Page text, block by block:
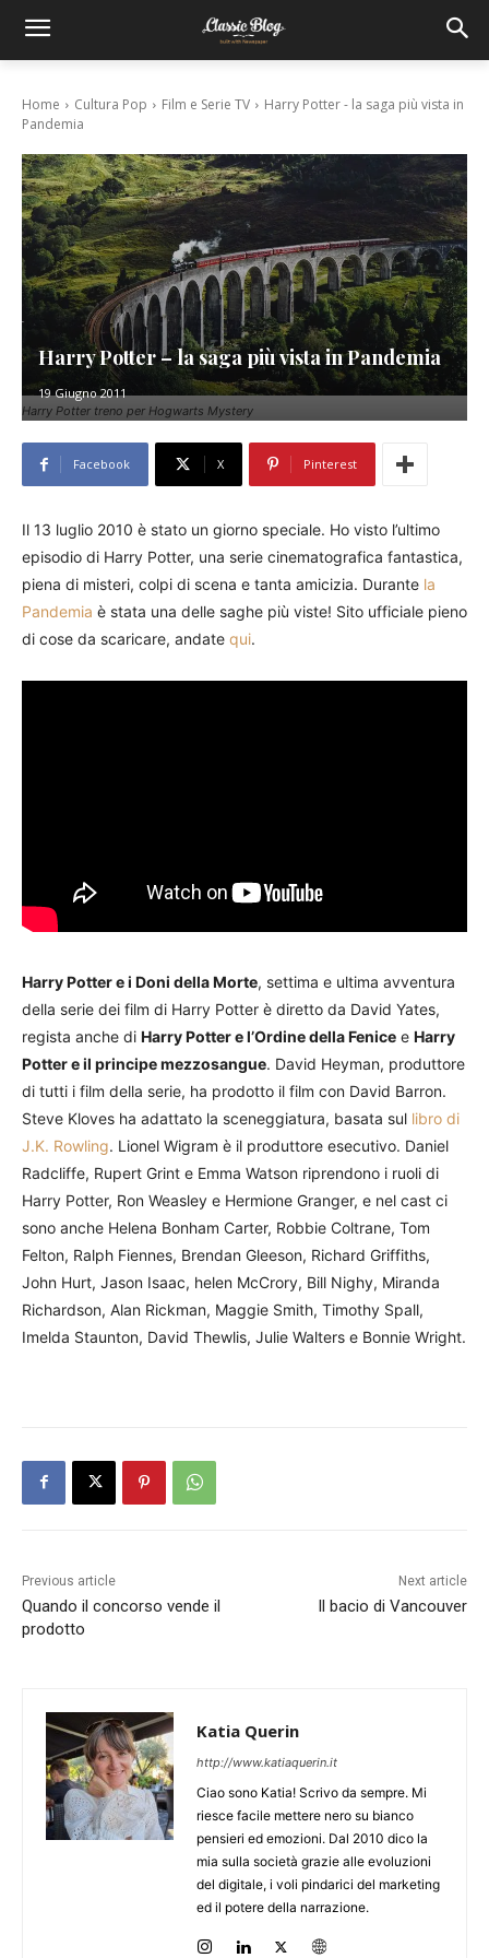
Home Cultura Pop Film e Serie TV
Harry Potter - la saga più vista in
Pandemia
Harry Potter treno per Hogwarts Mystery
Harry Potter – la saga più vista in Pandemia
19 Giugno 2011
Facebook X Pinterest
Il 13 luglio 2010 è stato un giorno speciale. Ho visto l’ultimo
episodio di Harry Potter, una serie cinematografica fantastica,
piena di misteri, colpi di scena e tanta amicizia. Durante la
Pandemia è stata una delle saghe più viste! Sito ufficiale pieno
di cose da scaricare, andate qui.
Harry Potter e i Doni della Morte, settima e ultima avventura
della serie dei film di Harry Potter è diretto da David Yates,
regista anche di Harry Potter e l’Ordine della Fenice e Harry
Potter e il principe mezzosangue. David Heyman, produttore
di tutti i film della serie, ha prodotto il film con David Barron.
Steve Kloves ha adattato la sceneggiatura, basata sul libro di
J.K. Rowling. Lionel Wigram è il produttore esecutivo. Daniel
Radcliffe, Rupert Grint e Emma Watson riprendono i ruoli di
Harry Potter, Ron Weasley e Hermione Granger, e nel cast ci
sono anche Helena Bonham Carter, Robbie Coltrane, Tom
Felton, Ralph Fiennes, Brendan Gleeson, Richard Griffiths,
John Hurt, Jason Isaac, helen McCrory, Bill Nighy, Miranda
Richardson, Alan Rickman, Maggie Smith, Timothy Spall,
Imelda Staunton, David Thewlis, Julie Walters e Bonnie Wright.
Previous article
Quando il concorso vende il
prodotto
Next article
Il bacio di Vancouver
Katia Querin
http://www.katiaquerin.it
Ciao sono Katia! Scrivo da sempre. Mi
riesce facile mettere nero su bianco
pensieri ed emozioni. Dal 2010 dico la
mia sulla società grazie alle evoluzioni
del digitale, i voli pindarici del marketing
ed il potere della narrazione.